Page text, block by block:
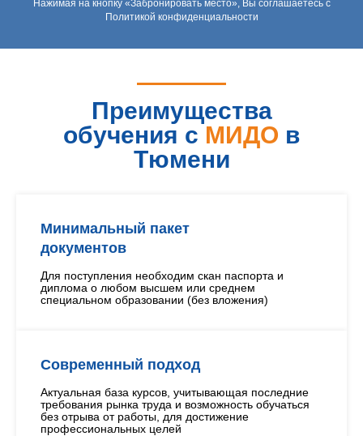
Нажимая на кнопку «Забронировать место», Вы соглашаетесь с
Политикой конфиденциальности
Преимущества
обучения с МИДО в
Тюмени
Минимальный пакет
документов
Для поступления необходим скан паспорта и
диплома о любом высшем или среднем
специальном образовании (без вложения)
Современный подход
Актуальная база курсов, учитывающая последние
требования рынка труда и возможность обучаться
без отрыва от работы, для достижение
профессиональных целей